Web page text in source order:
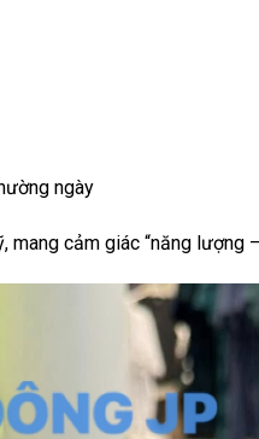
ngày
cảm giác “năng lượng